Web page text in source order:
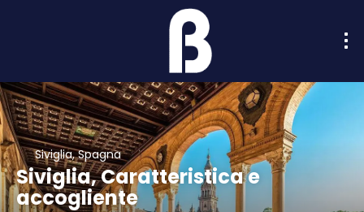
Siviglia, Spagna
Siviglia, Caratteristica e
accogliente